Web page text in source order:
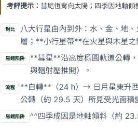
考評提示： 彗尾恆背向太陽；四季因地軸傾
對比
八大行星由內到外：水、金、地
層；**小行星帶**在火星與木星之
易錯陷阱
**彗星**沿高度橢圓軌道公轉
與輻射壓推開）。
流程
**自轉**（24 h）→ 日月星東升
公轉（約 29.5 天）所見受光面積
易錯陷阱 ^^四季成因是地軸傾斜（約